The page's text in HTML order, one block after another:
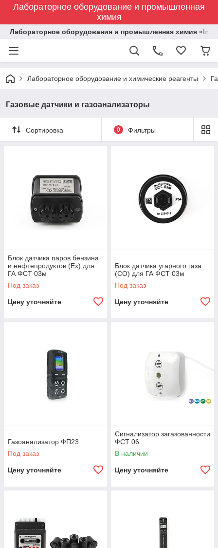
Лабораторное оборудование и промышленная
химия
Лабораторное оборудования и промышленная химия
Лабораторное оборудование и химические реагенты
Газовые датчики и газоанализаторы
Сортировка 0 Фильтры
Блок датчика паров бензина
и нефтепродуктов (Ex) для
ГА ФСТ 03м
Под заказ
Цену уточняйте
Блок датчика угарного газа
(CO) для ГА ФСТ 03м
Под заказ
Цену уточняйте
Газоанализатор ФП23
Под заказ
Цену уточняйте
Сигнализатор загазованности
ФСТ 06
В наличии
Цену уточняйте